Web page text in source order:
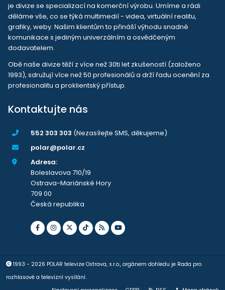
je divize se specializací na komerční výrobu. Umíme a rádi
děláme vše, co se týká multimedií - videa, virtuální realitu,
grafiky, weby. Našim klientům to přináší výhodu snadné
komunikace s jediným univerzálním a osvědčeným
dodavatelem.
Obě naše divize těží z více než 30ti let zkušeností (založeno
1993), sdružují více než 50 profesionálů a drží řadu ocenění za
profesionalitu a proklientský přístup.
Kontaktujte nás
552 303 303 (Nezasílejte SMS, děkujeme)
polar@polar.cz
Adresa:
Boleslavova 710/19
Ostrava-Mariánské Hory
709 00
Česká republika
1993 - 2026 POLAR televize Ostrava, s.r.o., orgánem dohledu je Rada pro
rozhlasové a televizní vysílání.